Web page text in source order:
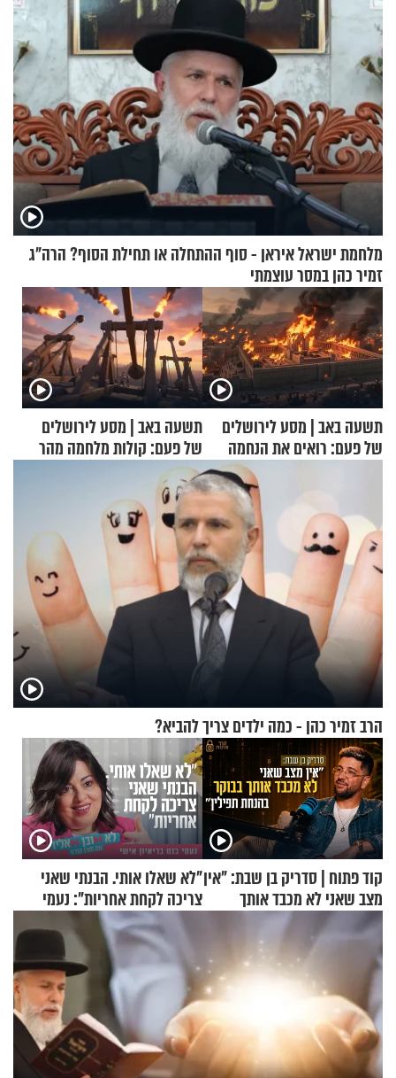
מלחמת ישראל איראן - סוף ההתחלה או תחילת הסוף? הרה"ג
זמיר כהן במסר עוצמתי
תשעה באב | מסע לירושלים
של פעם: רואים את הנחמה
תשעה באב | מסע לירושלים
של פעם: קולות מלחמה מהר
הזיתים
הרב זמיר כהן - כמה ילדים צריך להביא?
קוד פתוח | סדריק בן שבת: "אין
מצב שאני לא מכבד אותך
בבוקר בהנחת תפילין"
"לא שאלו אותי. הבנתי שאני
צריכה לקחת אחריות": נעמי
בנט בריאיון אישי